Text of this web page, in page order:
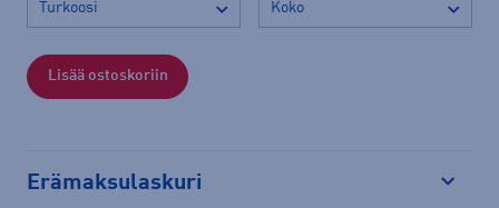
Lisää ostoskoriin
Erämaksulaskuri